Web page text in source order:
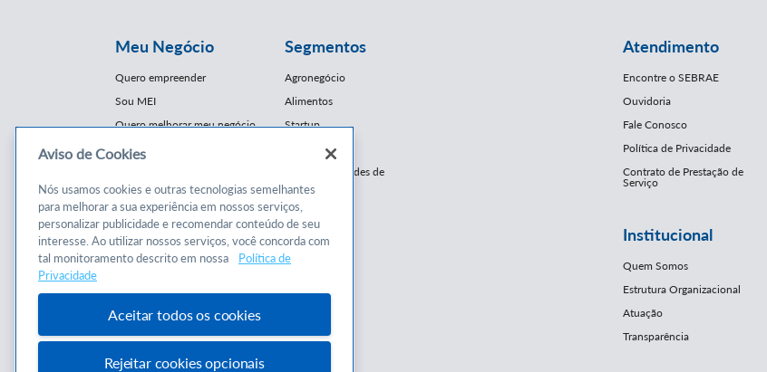
Meu Negócio
Quero empreender
Sou MEI
Quero melhorar meu negócio
Conteúdos
Cursos
Consultorias
Segmentos
Agronegócio
Alimentos
Startup
E-Commerce
Franquias / Redes de
Cooperação
Moda
Moveleiro
Saúde
Mercopar
Atendimento
Encontre o SEBRAE
Ouvidoria
Fale Conosco
Política de Privacidade
Contrato de Prestação de
Serviço
Institucional
Quem Somos
Estrutura Organizacional
Atuação
Transparência
Aviso de Cookies
Nós usamos cookies e outras tecnologias semelhantes
para melhorar a sua experiência em nossos serviços,
personalizar publicidade e recomendar conteúdo de seu
interesse. Ao utilizar nossos serviços, você concorda com
tal monitoramento descrito em nossa
Política de
Privacidade
Aceitar todos os cookies
Rejeitar cookies opcionais